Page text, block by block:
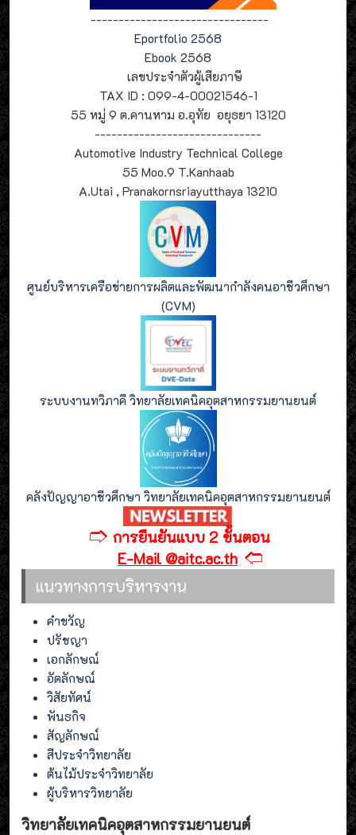
--------------------------------
Eportfolio 2568
Ebook 2568
เลขประจำตัวผู้เสียภาษี
TAX ID : 099-4-00021546-1
55 หมู่ 9 ต.คานหาม อ.อุทัย อยุธยา 13120
------------------------------
Automotive Industry Technical College
55 Moo.9 T.Kanhaab
A.Utai , Pranakornsriayutthaya 13210
ศูนย์บริหารเครือข่ายการผลิตและพัฒนากำลังคนอาชีวศึกษา
(CVM)
ระบบงานทวิภาคี วิทยาลัยเทคนิคอุตสาหกรรมยานยนต์
คลังปัญญาอาชีวศึกษา วิทยาลัยเทคนิคอุตสาหกรรมยานยนต์
🢣 การยืนยันแบบ 2 ขั้นตอน
E-Mail @aitc.ac.th 🢢
แนวทางการบริหารงาน
คำขวัญ
ปรัชญา
เอกลักษณ์
อัตลักษณ์
วิสัยทัศน์
พันธกิจ
สัญลักษณ์
สีประจำวิทยาลัย
ต้นไม้ประจำวิทยาลัย
ผู้บริหารวิทยาลัย
วิทยาลัยเทคนิคอุตสาหกรรมยานยนต์